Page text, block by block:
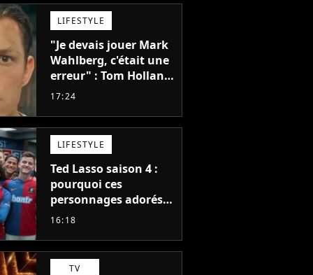
LIFESTYLE
"Je devais jouer Mark
Wahlberg, c'était une
erreur" : Tom Holland,
la star de Spider-Man,
blockbuster
17:24
LIFESTYLE
Ted Lasso saison 4 :
pourquoi ces
personnages adorés
des fans ne sont pas
16:18
TV